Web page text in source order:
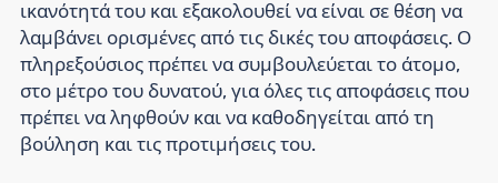
ικανότητά του και εξακολουθεί να είναι σε θέση να
λαμβάνει ορισμένες από τις δικές του αποφάσεις. Ο
πληρεξούσιος πρέπει να συμβουλεύεται το άτομο,
στο μέτρο του δυνατού, για όλες τις αποφάσεις που
πρέπει να ληφθούν και να καθοδηγείται από τη
βούληση και τις προτιμήσεις του.